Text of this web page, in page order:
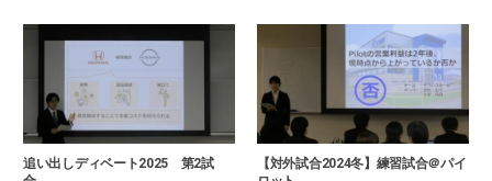
追い出しディベート2025 第2試
【対外試合2024冬】練習試合＠パイ